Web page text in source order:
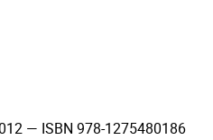
— ISBN 978-1275480186